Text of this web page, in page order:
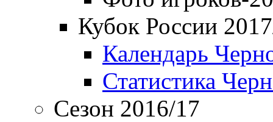
Кубок России
Календарь
Статистика
Сезон 2016/17